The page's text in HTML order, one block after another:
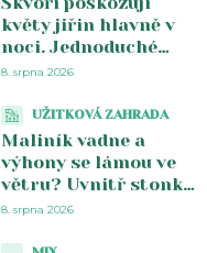
květy jiřin hlavně v
noci. Jednoduché
pasti pomohou
8. srpna 2026
UŽITKOVÁ ZAHRADA
Maliník vadne a
výhony se lámou ve
větru? Uvnitř stonku
si larvy vyžírají
8. srpna 2026